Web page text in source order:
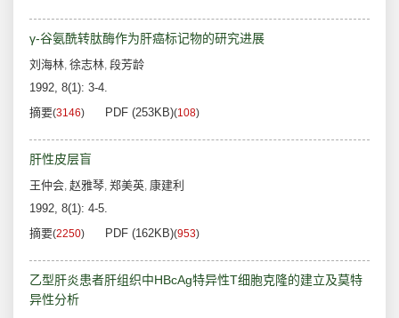
γ-谷氨酰转肽酶作为肝癌标记物的研究进展
刘海林, 徐志林, 段芳龄
1992, 8(1): 3-4.
摘要(3146) PDF (253KB)(108)
肝性皮层盲
王仲会, 赵雅琴, 郑美英, 康建利
1992, 8(1): 4-5.
摘要(2250) PDF (162KB)(953)
乙型肝炎患者肝组织中HBcAg特异性T细胞克隆的建立及莫特
异性分析